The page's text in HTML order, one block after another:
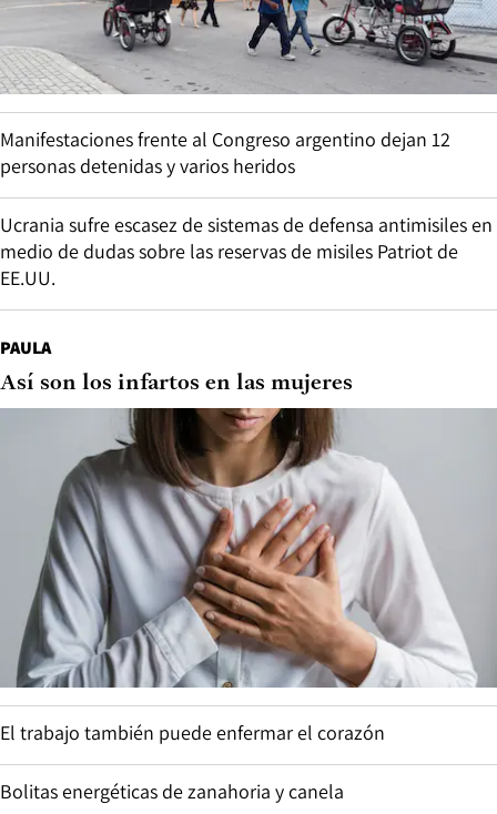
Manifestaciones frente al Congreso argentino dejan 12
personas detenidas y varios heridos
Ucrania sufre escasez de sistemas de defensa antimisiles en
medio de dudas sobre las reservas de misiles Patriot de
EE.UU.
PAULA
Así son los infartos en las mujeres
El trabajo también puede enfermar el corazón
Bolitas energéticas de zanahoria y canela